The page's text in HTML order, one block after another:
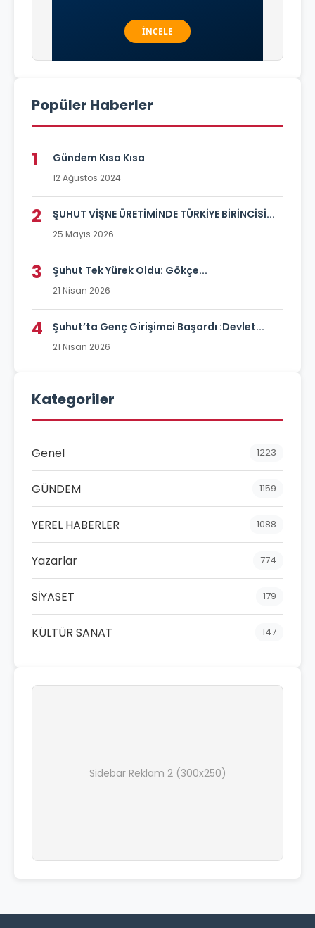
Popüler Haberler
1 Gündem Kısa Kısa
12 Ağustos 2024
2 ŞUHUT VİŞNE ÜRETİMİNDE TÜRKİYE BİRİNCİSİ...
25 Mayıs 2026
3 Şuhut Tek Yürek Oldu: Gökçe...
21 Nisan 2026
4 Şuhut’ta Genç Girişimci Başardı :Devlet...
21 Nisan 2026
Kategoriler
Genel 1223
GÜNDEM 1159
YEREL HABERLER 1088
Yazarlar 774
SİYASET 179
KÜLTÜR SANAT 147
Sidebar Reklam 2 (300x250)